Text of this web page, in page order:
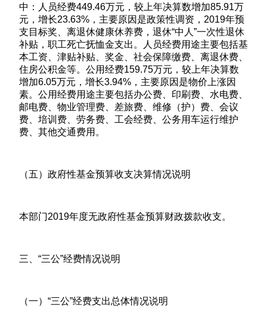
中：人员经费449.46万元，较上年决算数增加85.91万
元，增长23.63%，主要原因是政策性调资，2019年预
支目标奖、离退休健康休养费，退休“中人”一次性退休
补贴，职工死亡抚恤金支出。人员经费用途主要包括基
本工资、津贴补贴、奖金、社会保障缴费、离退休费、
住房公积金等。公用经费159.75万元，较上年决算数
增加6.05万元，增长3.94%，主要原因是物价上涨因
素。公用经费用途主要包括办公费、印刷费、水电费、
邮电费、物业管理费、差旅费、维修（护）费、会议
费、培训费、劳务费、工会经费、公务用车运行维护
费、其他交通费用。
（五）政府性基金预算收支决算情况说明
本部门2019年度无政府性基金预算财政拨款收支。
三、“三公”经费情况说明
（一）“三公”经费支出总体情况说明